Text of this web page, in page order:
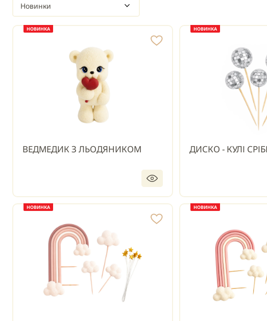
Новинки
ВЕДМЕДИК З ЛЬОДЯНИКОМ
НОВИНКА
ДИСКО - КУЛІ
НОВИНКА
НОВИНКА НОВИНКА